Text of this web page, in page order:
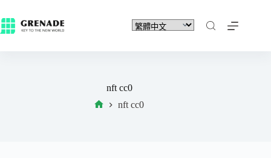
nft cc0
nft cc0